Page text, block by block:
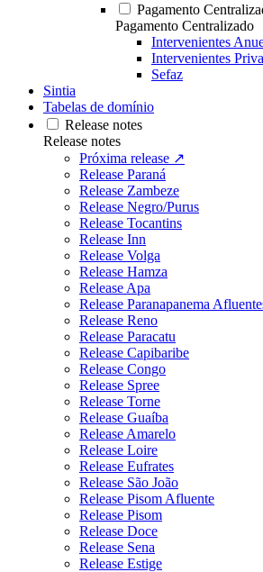
Pagamento
Pagamento Centralizado
Intervenientes
Intervenientes
Sefaz
Sintia
Tabelas de domínio
Release notes
Release notes
Próxima release ↗
Release Paraná
Release Zambeze
Release Negro/Purus
Release Tocantins
Release Inn
Release Volga
Release Hamza
Release Apa
Release Paranapanema
Release Reno
Release Paracatu
Release Capibaribe
Release Congo
Release Spree
Release Torne
Release Guaíba
Release Amarelo
Release Loire
Release Eufrates
Release São João
Release Pisom Afluente
Release Pisom
Release Doce
Release Sena
Release Estige